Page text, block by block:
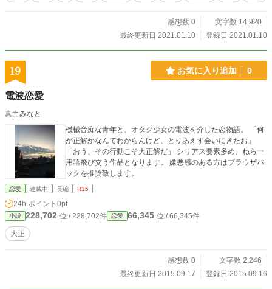
感想数 0
文字数 14,920
最終更新日 2021.01.10
登録日 2021.01.10
19 お気に入り追加 0
電波恋愛
真白みなと
機械音痴な青年と、オタク少女の電波を介した恋物語。 「何
が正解かなんてわからんけど、とりあえず会いにきたお」
「おう、その行動こそ大正解だ」 シリアス要素多め、ねらー
用語飛び交う作品となります。 嫌悪感のある方はブラウザバ
ックを推奨致します。
恋愛 連載中 長編 R15
24h.ポイント 0pt
小説 228,702 位 / 228,702件 恋愛 66,345 位 / 66,345件
大正
感想数 0
文字数 2,246
最終更新日 2015.09.17
登録日 2015.09.16